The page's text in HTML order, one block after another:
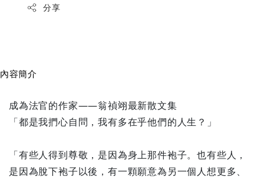
分享
內容簡介
成為法官的作家——翁禎翊最新散文集
「都是我捫心自問，我有多在乎他們的人生？」
「有些人得到尊敬，是因為身上那件袍子。也有些人，
是因為脫下袍子以後，有一顆願意為另一個人想更多、